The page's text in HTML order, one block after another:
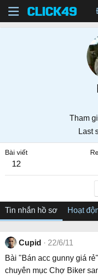
Tham
Last
Bài viết
12
Tin nhắn hồ sơ Hoạt
Cupid
22/6/11
Bài "Bán acc gunny giá
chuyên mục Chợ Biker